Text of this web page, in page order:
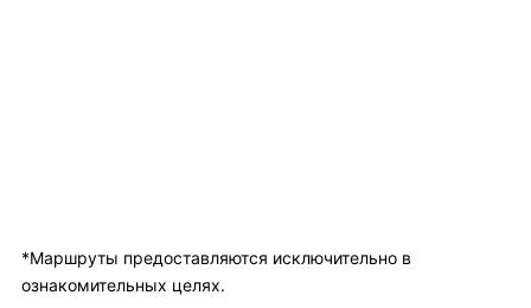
*Маршруты предоставляются исключительно в
ознакомительных целях.